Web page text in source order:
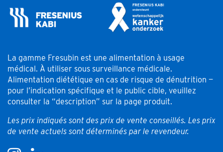
La gamme Fresubin est une alimentation à usage
médical. À utiliser sous surveillance médicale.
Alimentation diététique en cas de risque de dénutrition —
pour l’indication spécifique et le public cible, veuillez
consulter la “description” sur la page produit.
Les prix indiqués sont des prix de vente conseillés. Les prix
de vente actuels sont déterminés par le revendeur.